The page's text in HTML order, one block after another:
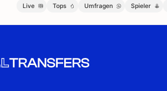
Live Tops Umfragen Spieler